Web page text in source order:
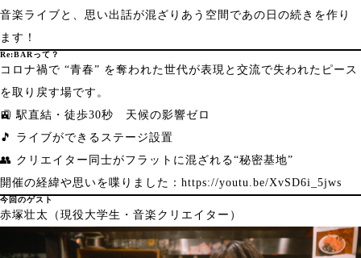
音楽ライブと、思い出話が混ざりあう空間であの日の続きを作り
ます！
Re:BARって？
コロナ禍で “青春” を奪われた世代が表現と交流で失われたピース
を取り戻す場です。
🚉 駅直結・徒歩30秒 天候の影響ゼロ
🎵 ライブができるステージ設置
👥 クリエイター同士がフラットに混ざれる“秘密基地”
開催の経緯や思いを喋りました： https://youtu.be/XvSD6i_5jws
今回のゲスト
赤塚壮太（現役大学生・音楽クリエイター）